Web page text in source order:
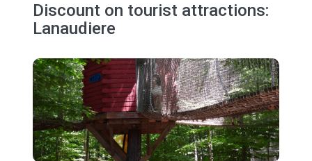
Discount on tourist attractions:
Lanaudiere